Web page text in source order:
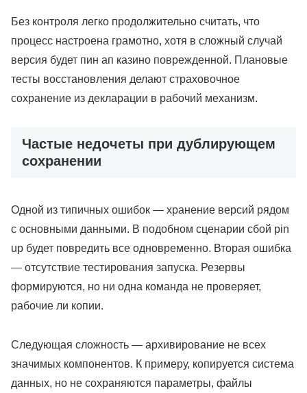
Без контроля легко продолжительно считать, что
процесс настроена грамотно, хотя в сложный случай
версия будет пин ап казино поврежденной. Плановые
тесты восстановления делают страховочное
сохранение из декларации в рабочий механизм.
Частые недочеты при дублирующем
сохранении
Одной из типичных ошибок — хранение версий рядом
с основными данными. В подобном сценарии сбой pin
up будет повредить все одновременно. Вторая ошибка
— отсутствие тестирования запуска. Резервы
формируются, но ни одна команда не проверяет,
рабочие ли копии.
Следующая сложность — архивирование не всех
значимых компонентов. К примеру, копируется система
данных, но не сохраняются параметры, файлы